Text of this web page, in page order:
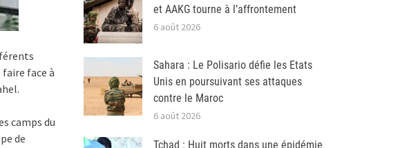
face à
camps du
de
et AAKG tourne à l’affrontement
6 août 2026
Sahara : Le Polisario défie les Etats
Unis en poursuivant ses attaques
contre le Maroc
6 août 2026
Tchad : Huit morts dans une épidémie